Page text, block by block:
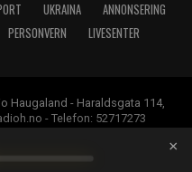
UKRAINA
ANNONSERING
PERSONVERN LIVESENTER
Haugaland - Haraldsgata 114,
- Telefon: 52717273
×